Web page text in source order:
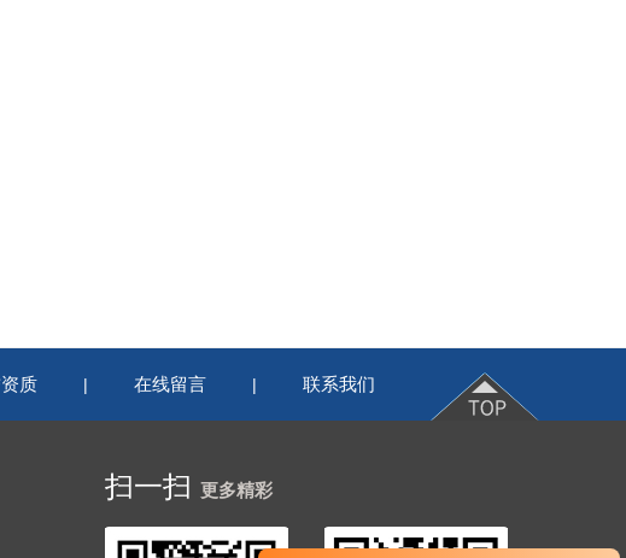
质 | 在线留言 | 联系我们
扫一扫 更多精彩